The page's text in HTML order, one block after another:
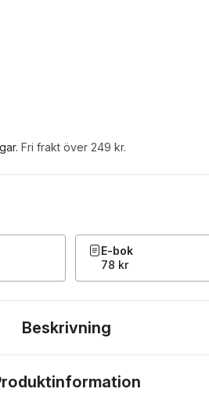
. Fri frakt över 249 kr.
E-bok
78 kr
Beskrivning